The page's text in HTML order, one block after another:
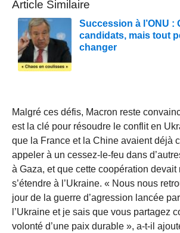
Article Similaire
Succession à l’ONU :
candidats, mais tout
changer
Malgré ces défis, Macron reste
est la clé pour résoudre le conflit en
que la France et la Chine avaient déjà
appeler à un cessez-le-feu dans
à Gaza, et que cette coopération devait
s’étendre à l’Ukraine. « Nous nous
jour de la guerre d’agression lancée
l’Ukraine et je sais que vous partagez
volonté d’une paix durable », a-t-il